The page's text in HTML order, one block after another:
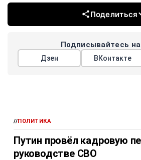
Поделиться
Подписывайтесь
Дзен ВКонтакте
//ПОЛИТИКА
Путин провёл кадровую
руководстве СВО